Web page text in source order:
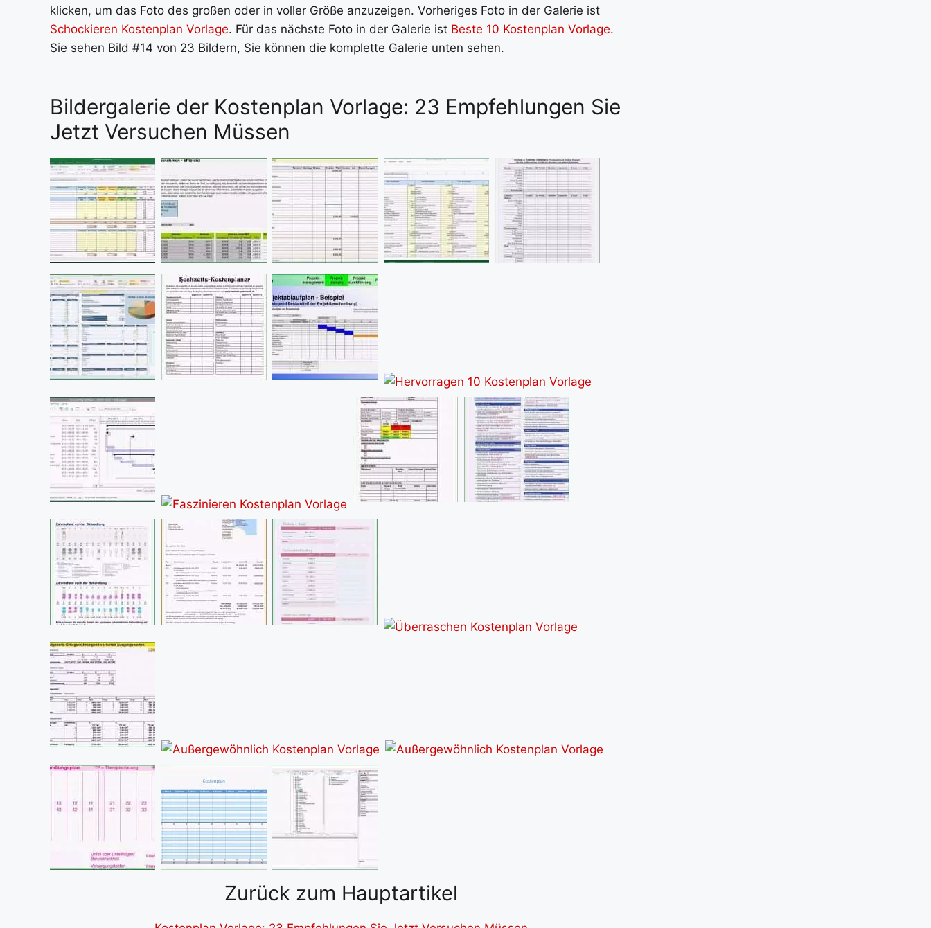
klicken, um das Foto des großen oder in voller Größe anzuzeigen. Vorheriges Foto in der Galerie ist
Schockieren Kostenplan Vorlage. Für das nächste Foto in der Galerie ist Beste 10 Kostenplan Vorlage.
Sie sehen Bild #14 von 23 Bildern, Sie können die komplette Galerie unten sehen.
Bildergalerie der Kostenplan Vorlage: 23 Empfehlungen Sie
Jetzt Versuchen Müssen
Zurück zum Hauptartikel